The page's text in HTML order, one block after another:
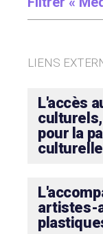
LIENS
L'accès
pour la
culturelle
artistes-